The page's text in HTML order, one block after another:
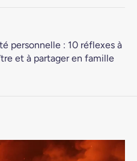
personnelle : 10 réflexes à
et à partager en famille